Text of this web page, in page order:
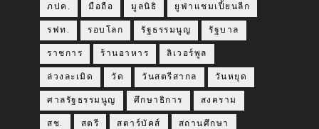
ภปค. มือถือ มูลนิธิ ยูฟ่าแชมเปี้ยนลีก
รฟท. รอบโลก รัฐธรรมนูญ รัฐบาล
ราชการ ร้านอาหาร ลิเวอร์พูล
ล่วงละเมิด วัด วันสตรีสากล วันหยุด
ศาลรัฐธรรมนูญ ศึกษาธิการ สงคราม
สช. สตรี สตาร์บัคส์ สถานศึกษา